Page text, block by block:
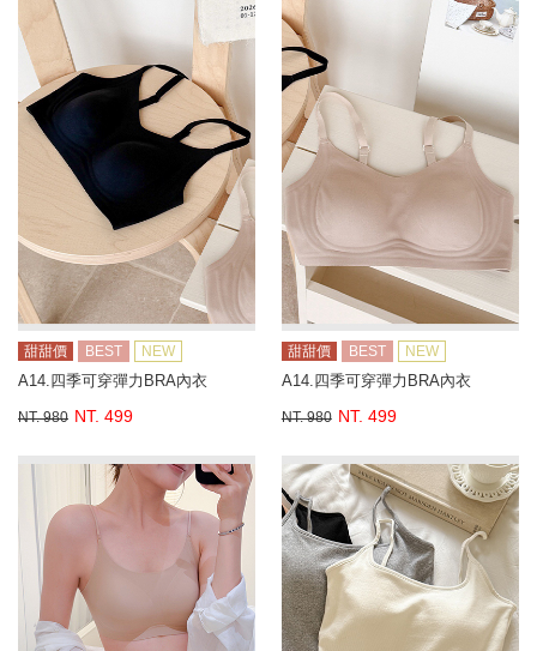
甜甜價 BEST NEW
A14.四季可穿彈力BRA內衣
NT. 980 NT. 499
甜甜價 BEST NEW
A14.四季可穿彈力BRA內衣
NT. 980 NT. 499